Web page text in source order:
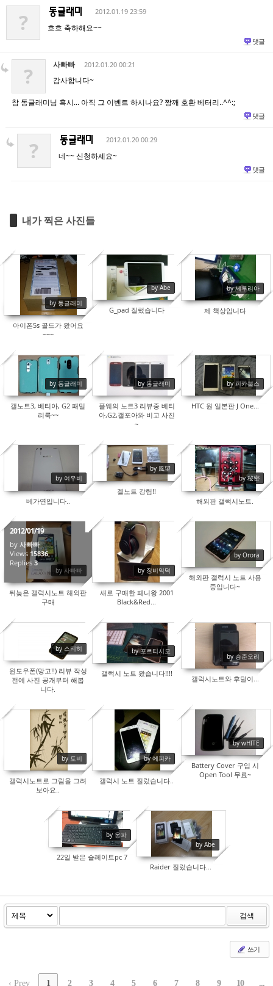
? 2012.01.19 23:59
흐흐 축하해요~~
댓글
? 사빠빠 2012.01.20 00:21
감사합니다~
참 동글래미님 혹시... 아직 그 이벤트 하시나요? 짱깨 호환 베터리..^^:;
댓글
? 2012.01.20 00:29
네~~ 신청하세요~
댓글
내가 찍은 사진들
by 동글래미
17265
아이폰5s 골드가 왔어요
~~~
by Abe
16852
G_pad 질렀습니다
by 세루리아
16999
제 책상입니다
by 동글래미
19494
갤노트3, 베티아, G2 패밀
리룩~~
by 동글래미
21122
플웨의 노트3 리뷰중 베티
아,G2,갤포아와 비교 사진
~
by 피카붑스
17597
HTC 원 일본판 J One...
by 여우비
베가연입니다..
by 風望
15406
겔노트 강림!!
by 秘密
16837
해외판 갤럭시노트.
by 사빠빠
2012/01/19
by 사빠빠
Views 15836
Replies 3
뒤늦은 갤럭시노트 해외판
구매
by 장비익덕
15654
새로 구매한 페니왕 2001
Black&Red...
by Orora
15542
해외판 갤럭시 노트 사용
중입니다~
by 스티히
윈도우폰(망고!!) 리뷰 작성
전에 사진 공개부터 해봅
니다.
by 포르티시모
15962
갤럭시 노트 왔습니다!!!!
by 승준오리
16600
갤럭시노트와 후덜이...
by 토비
13898
갤럭시노트로 그림을 그려
보아요..
by 에피카
13726
갤럭시 노트 질렀습니다..
by wHITE
12955
Battery Cover 구입 시
Open Tool 무료~
by 웅파
14538
22일 받은 슬레이트pc 7
by Abe
15128
Raider 질렀습니다...
검색
쓰기
‹ Prev 1 2 3 4 5 6 7 8 9 10 ...